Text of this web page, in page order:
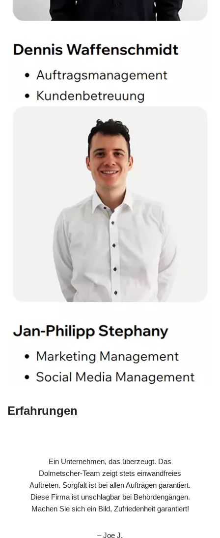
Erfahrungen
Ein Unternehmen, das überzeugt. Das
Dolmetscher-Team zeigt stets einwandfreies
Auftreten. Sorgfalt ist bei allen Aufträgen garantiert.
Diese Firma ist unschlagbar bei Behördengängen.
Machen Sie sich ein Bild, Zufriedenheit garantiert!
– Joe J.